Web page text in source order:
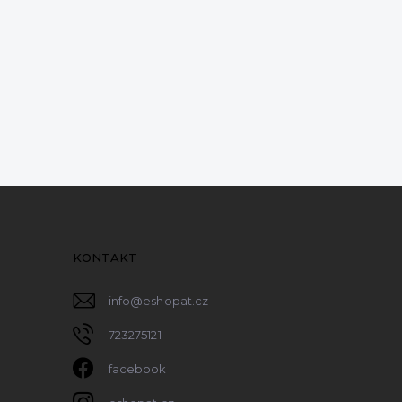
KONTAKT
info@eshopat.cz
723275121
facebook